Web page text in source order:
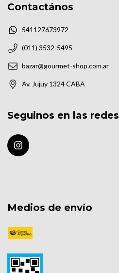
Contactános
541127673972
(011) 3532-5495
bazar@gourmet-shop.com.ar
Av. Jujuy 1324 CABA
Seguinos en las redes
Medios de envío